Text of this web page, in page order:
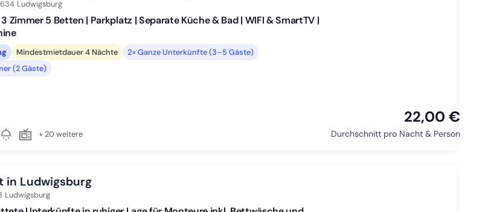
Ludwigsburg
Zimmer 5 Betten | Parkplatz | Separate Küche & Bad | WIFI & SmartTV |
Mindestmietdauer 4 Nächte
2× Ganze Unterkünfte (3–5 Gäste)
(2 Gäste)
+ 20 weitere
22,00 €
Durchschnitt pro Nacht & Person
in Ludwigsburg
Ludwigsburg